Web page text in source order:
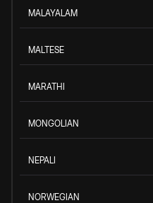
MALAYALAM
MALTESE
MARATHI
MONGOLIAN
NEPALI
NORWEGIAN